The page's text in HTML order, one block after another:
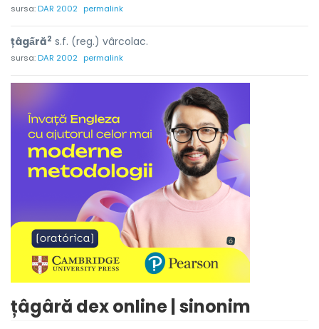
sursa:DAR 2002 permalink
țâgấră2 s.f. (reg.) vârcolac.
sursa:DAR 2002 permalink
țâgâră dex online | sinonim